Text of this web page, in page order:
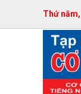
Thứ